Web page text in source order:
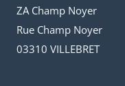
ZA Champ Noyer
Rue Champ Noyer
03310 VILLEBRET